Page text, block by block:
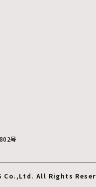
号
Co.,Ltd. All Rights